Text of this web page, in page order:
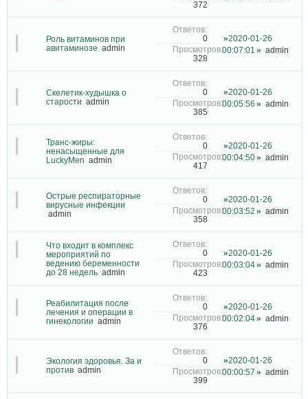
372
Роль витаминов при
авитаминозе admin
0
328
2020-01-26
00:07:01
admin
Скелетик-худышка о
старости admin
0
385
2020-01-26
00:05:56
admin
Транс-жиры:
ненасыщенные для
LuckyMen admin
0
417
2020-01-26
00:04:50
admin
Острые респираторные
вирусные инфекции
admin
0
358
2020-01-26
00:03:52
admin
Что входит в комплекс
мероприятий по
ведению беременности
до 28 недель admin
0
423
2020-01-26
00:03:04
admin
Реабилитация после
лечения и операции в
гинекологии admin
0
376
2020-01-26
00:02:04
admin
Экология эдоровья. За и
против admin
0
399
2020-01-26
00:00:57
admin